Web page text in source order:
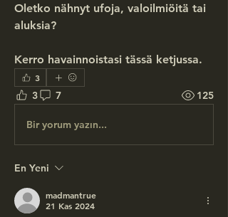
Oletko nähnyt ufoja, valoilmiöitä tai
aluksia?
Kerro havainnoistasi tässä ketjussa.
3
3 7 125
Bir yorum yazın...
En Yeni
madmantrue
21 Kas 2024